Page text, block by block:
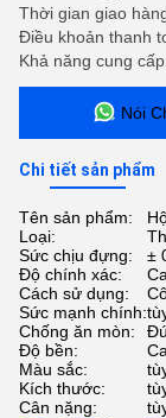
Thời gian giao
Điều khoản thanh
Khả năng cung
Nói
Chi tiết sản phẩm
Tên sản phẩm:
Loại:
Sức chịu đựng:
±
Độ chính xác:
Cách sử dụng:
Sức mạnh chính:
Chống ăn mòn:
Độ bền:
Màu sắc:
Kích thước:
Cân nặng: